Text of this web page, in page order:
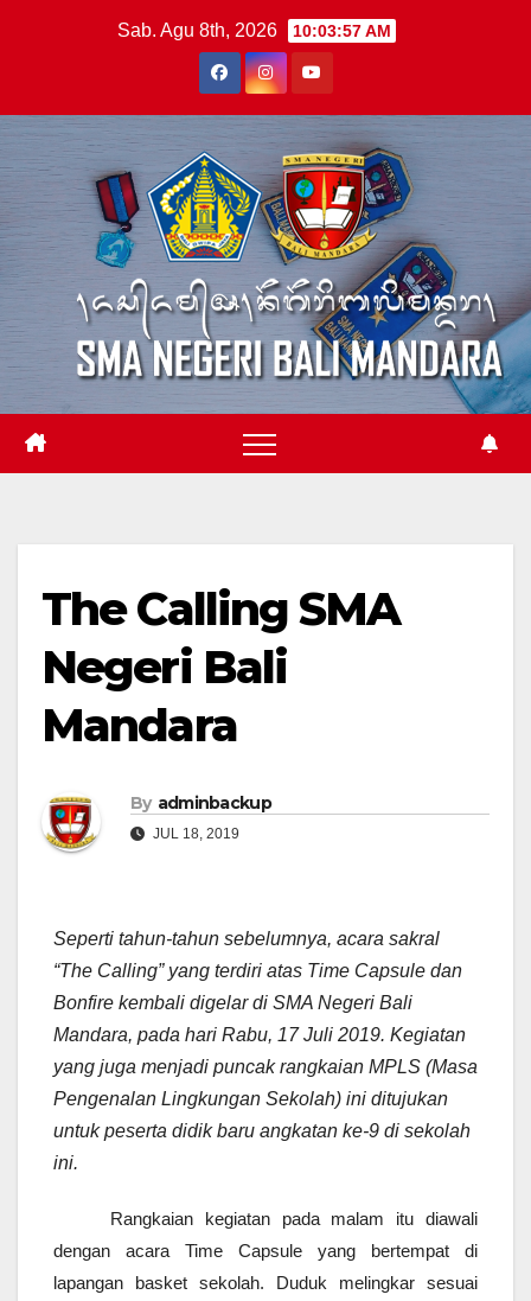
Sab. Agu 8th, 2026 10:03:58 AM
The Calling SMA
Negeri Bali
Mandara
By adminbackup
JUL 18, 2019
Seperti tahun-tahun sebelumnya, acara sakral
“The Calling” yang terdiri atas Time Capsule dan
Bonfire kembali digelar di SMA Negeri Bali
Mandara, pada hari Rabu, 17 Juli 2019. Kegiatan
yang juga menjadi puncak rangkaian MPLS (Masa
Pengenalan Lingkungan Sekolah) ini ditujukan
untuk peserta didik baru angkatan ke-9 di sekolah
ini.
Rangkaian kegiatan pada malam itu diawali
dengan acara Time Capsule yang bertempat di
lapangan basket sekolah. Duduk melingkar sesuai